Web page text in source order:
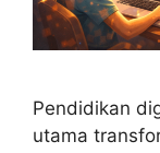
Pendidikan
utama